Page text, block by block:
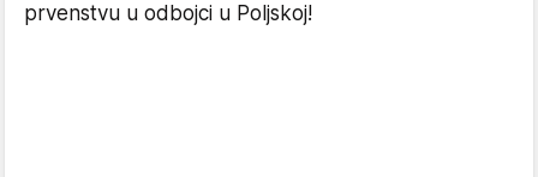
prvenstvu u odbojci u Poljskoj!